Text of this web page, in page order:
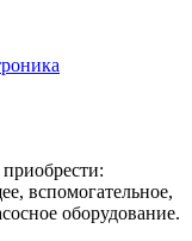
вспомогательное,
оборудование.